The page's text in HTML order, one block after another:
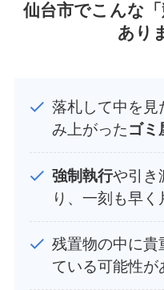
仙台市でこんな
あり
落札して中を見
み上がったゴミ
強制執行や引き
り、一刻も早く
残置物の中に貴
ている可能性が